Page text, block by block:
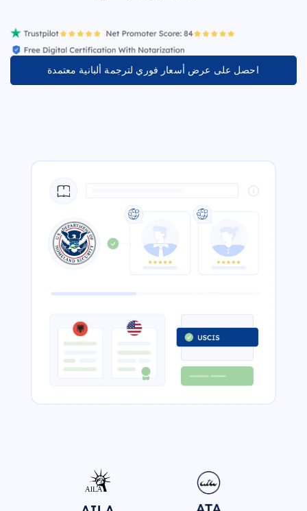
احصل على عرض أسعار فوري لترجمة ألبانية معتمدة